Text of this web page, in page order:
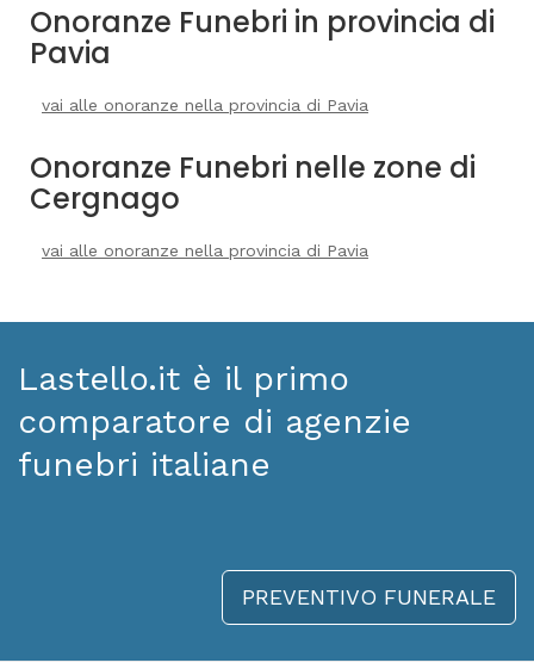
Onoranze Funebri in provincia di
Pavia
vai alle onoranze nella provincia di Pavia
Onoranze Funebri nelle zone di
Cergnago
vai alle onoranze nella provincia di Pavia
Lastello.it è il primo
comparatore di agenzie
funebri italiane
PREVENTIVO FUNERALE